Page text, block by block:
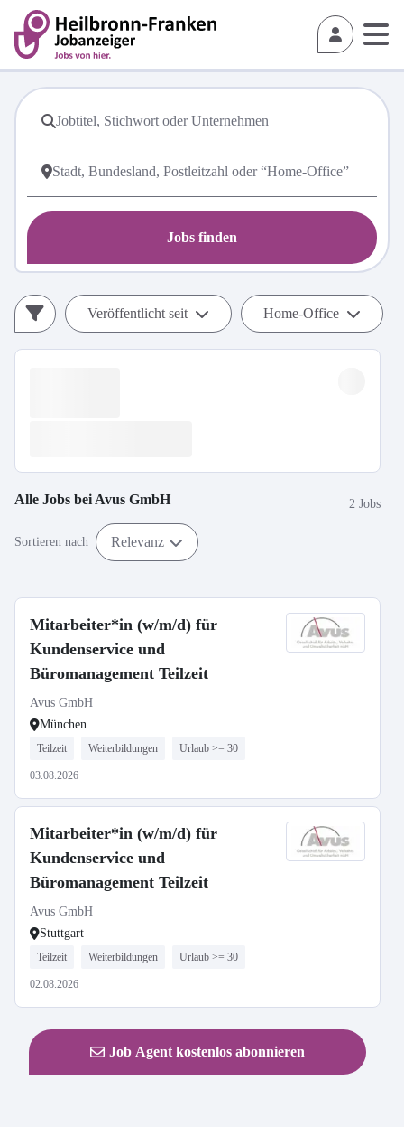
Jobs finden
Veröffentlicht seit Home-Office
Alle Jobs bei Avus GmbH 2 Jobs
Sortieren nach Relevanz
Mitarbeiter*in (w/m/d) für
Kundenservice und
Büromanagement Teilzeit
Avus GmbH
München
Teilzeit Weiterbildungen Urlaub >= 30
03.08.2026
Mitarbeiter*in (w/m/d) für
Kundenservice und
Büromanagement Teilzeit
Avus GmbH
Stuttgart
Teilzeit Weiterbildungen Urlaub >= 30
02.08.2026
Job Agent kostenlos abonnieren